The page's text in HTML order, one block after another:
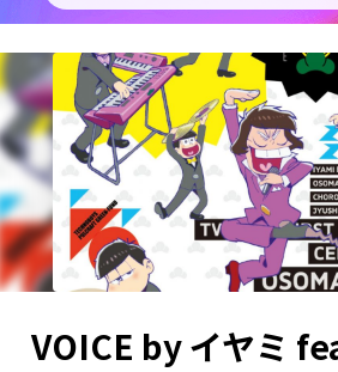
初回30日間無料お試し
VOICE by イヤミ